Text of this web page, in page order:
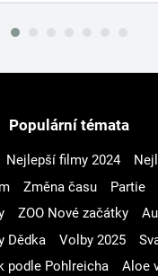
Populární témata
Nejlepší filmy 2024
Změna času Partie
ZOO Nové začátky
Dědka
Volby 2025
podle Pohlreicha
Aloe